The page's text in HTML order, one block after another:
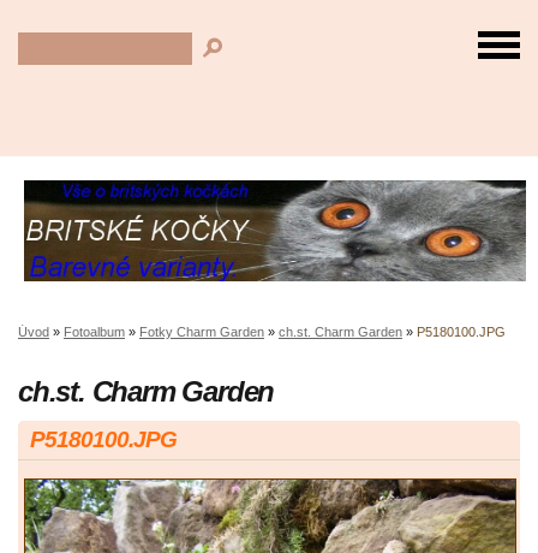
Úvod » Fotoalbum » Fotky Charm Garden » ch.st. Charm Garden » P5180100.JPG
ch.st. Charm Garden
P5180100.JPG